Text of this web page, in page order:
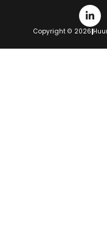
Copyright © 2026